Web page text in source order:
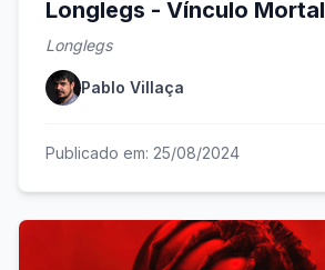
Longlegs - Vínculo Mortal
Longlegs
Pablo Villaça
Publicado em: 25/08/2024